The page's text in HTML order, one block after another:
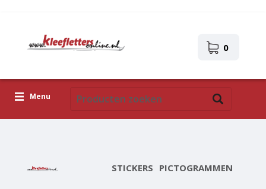
0
Menu
STICKERS PICTOGRAMMEN